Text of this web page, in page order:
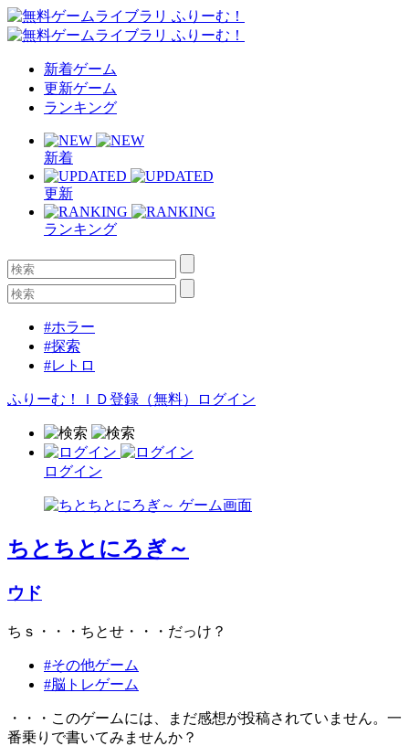
新着ゲーム
更新ゲーム
ランキング
新着
更新
ランキング
#ホラー
#探索
#レトロ
ふりーむ！ＩＤ登録（無料） ログイン
ログイン
ちとちとにろぎ～
ウド
ちｓ・・・ちとせ・・・だっけ？
#その他ゲーム
#脳トレゲーム
・・・このゲームには、まだ感想が投稿されていません。一
番乗りで書いてみませんか？